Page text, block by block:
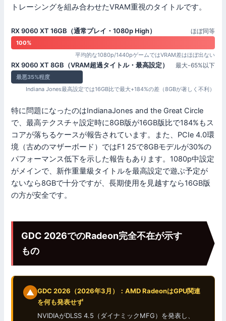
トレーシングを組み合わせたVRAM重視のタイトルです。
RX 9060 XT 16GB（通常プレイ・1080p High） ほぼ同等
100%
平均的な1080p/1440pゲームではVRAM差はほぼ出ない
RX 9060 XT 8GB（VRAM超過タイトル・最高設定） 最大-65%以下
最悪35%程度
Indiana Jones最高設定では16GB比で最大+184%の差（8GBが著しく不利）
特に問題になったのはIndianaJones and the Great Circle
で、最高テクスチャ設定時に8GB版が16GB版比で184%もス
コアが落ちるケースが報告されています。また、PCIe 4.0環
境（古めのマザーボード）ではF1 25で8GBモデルが30%の
パフォーマンス低下を示した報告もあります。1080p中設定
がメインで、新作重量級タイトルを最高設定で遊ぶ予定が
ないなら8GBで十分ですが、長期使用を見越すなら16GB版
の方が安全です。
GDC 2026でのRadeon完全不在が示す
もの
GDC 2026（2026年3月）：AMD RadeonはGPU関連
を何も発表せず
NVIDIAがDLSS 4.5（ダイナミックMFG）を発表し、